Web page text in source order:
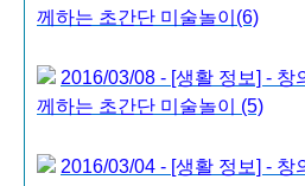
께하는 초간단 미술놀이(6)
2016/03/08 - [생활 정보] - 창
께하는 초간단 미술놀이 (5)
2016/03/04 - [생활 정보] - 창